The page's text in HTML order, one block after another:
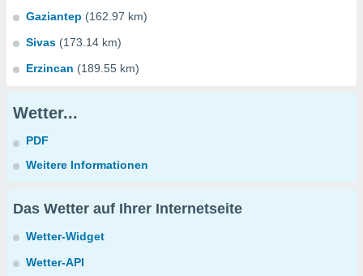
Gaziantep (162.97 km)
Sivas (173.14 km)
Erzincan (189.55 km)
Wetter...
PDF
Weitere Informationen
Das Wetter auf Ihrer Internetseite
Wetter-Widget
Wetter-API